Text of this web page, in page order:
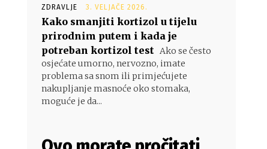
ZDRAVLJE 3. VELJAČE 2026.
Kako smanjiti kortizol u tijelu
prirodnim putem i kada je
potreban kortizol test Ako se često
osjećate umorno, nervozno, imate
problema sa snom ili primjećujete
nakupljanje masnoće oko stomaka,
moguće je da...